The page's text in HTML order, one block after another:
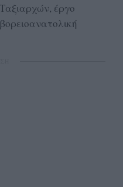
έργο